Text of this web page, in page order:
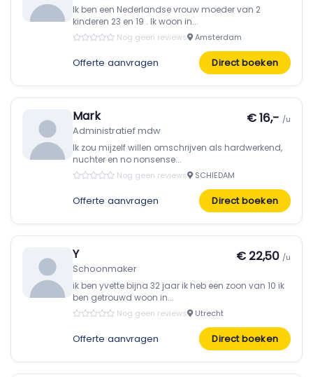
Ik ben een Nederlandse vrouw moeder van 2
kinderen 23 en 19 . Ik woon in...
Nog geen reviews Amsterdam
Offerte aanvragen Direct boeken
Mark
Administratief mdw
€ 16,- /u
Ik zou mijzelf willen omschrijven als hardwerkend,
nuchter en no nonsense...
Nog geen reviews SCHIEDAM
Offerte aanvragen Direct boeken
Y
Schoonmaker
€ 22,50 /u
ik ben yvette bijna 32 jaar ik heb een zoon van 10 ik
ben getrouwd woon in...
Nog geen reviews Utrecht
Offerte aanvragen Direct boeken